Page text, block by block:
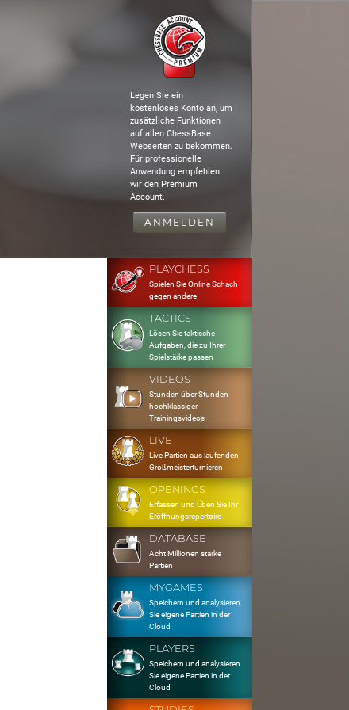
Legen Sie ein
kostenloses Konto an, um
zusätzliche Funktionen
auf allen ChessBase
Webseiten zu bekommen.
Für professionelle
Anwendung empfehlen
wir den Premium
Account.
ANMELDEN
PLAYCHESS
Spielen Sie Online Schach
gegen andere
TACTICS
Lösen Sie taktische
Aufgaben, die zu Ihrer
Spielstärke passen
VIDEOS
Stunden über Stunden
hochklassiger
Trainingsvideos
LIVE
Live Partien aus laufenden
Großmeisterturnieren
OPENINGS
Erfassen und Üben Sie Ihr
Eröffnungsrepertoire
DATABASE
Acht Millionen starke
Partien
MYGAMES
Speichern und analysieren
Sie eigene Partien in der
Cloud
PLAYERS
Speichern und analysieren
Sie eigene Partien in der
Cloud